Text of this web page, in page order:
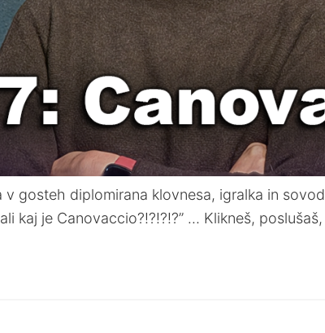
gosteh diplomirana klovnesa, igralka in
kaj je Canovaccio?!?!?!?” … Klikneš,